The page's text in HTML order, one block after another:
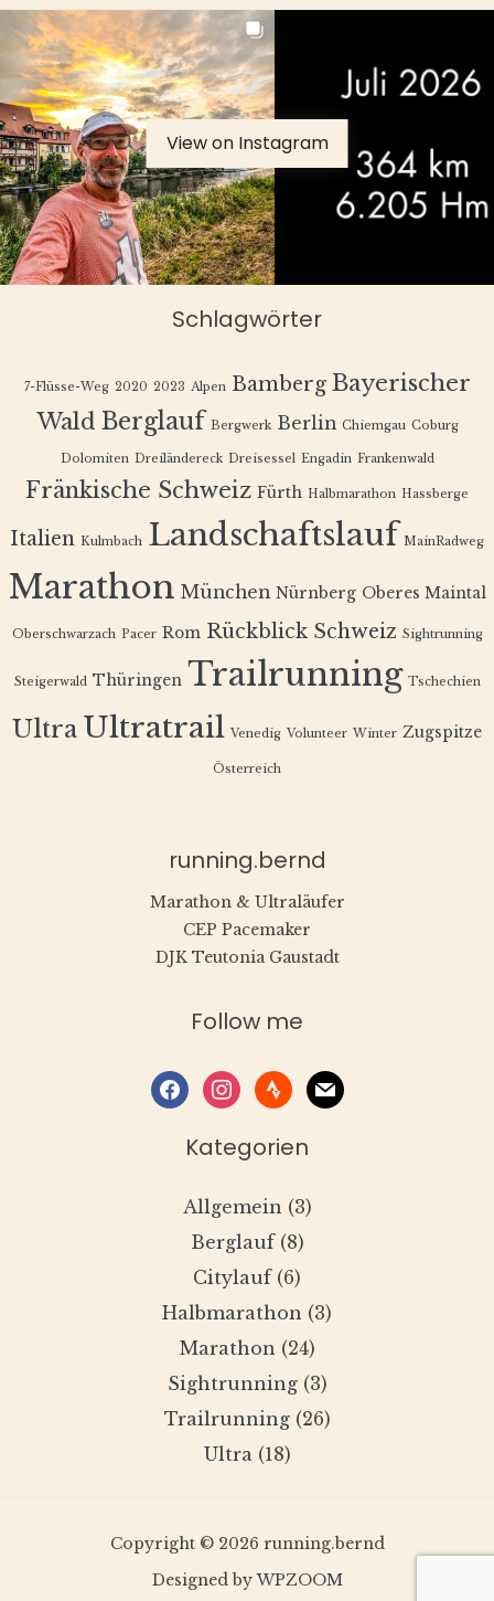
View on Instagram
Schlagwörter
7-Flüsse-Weg 2020 2023 Alpen Bamberg Bayerischer
Wald Berglauf Bergwerk Berlin Chiemgau Coburg
Dolomiten Dreiländereck Dreisessel Engadin Frankenwald
Fränkische Schweiz Fürth Halbmarathon Hassberge
Italien Kulmbach Landschaftslauf MainRadweg
Marathon München Nürnberg Oberes Maintal
Oberschwarzach Pacer Rom Rückblick Schweiz Sightrunning
Steigerwald Thüringen Trailrunning Tschechien
Ultra Ultratrail Venedig Volunteer Winter Zugspitze
Österreich
running.bernd
Marathon & Ultraläufer
CEP Pacemaker
DJK Teutonia Gaustadt
Follow me
facebookinstagram
stravamail
Kategorien
Allgemein (3)
Berglauf(8)
Citylauf(6)
Halbmarathon (3)
Marathon (24)
Sightrunning(3)
Trailrunning(26)
Ultra(18)
Copyright © 2026 running.bernd
Designed byWPZOOM